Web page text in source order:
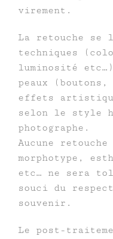
virement.
La retouche se
techniques
luminosité
peaux
effets
selon le style
photographe.
Aucune
morphotype,
etc… ne sera
souci du
souvenir.
Le post-